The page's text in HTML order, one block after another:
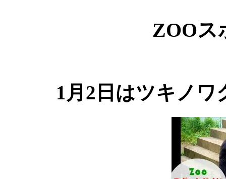
ZOOス
1月2日はツキノ